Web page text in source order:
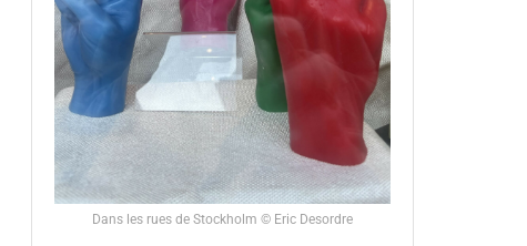
Dans les rues de Stockholm © Eric Desordre